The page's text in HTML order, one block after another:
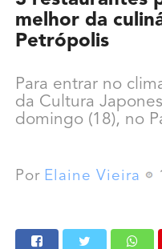
melhor da
Petrópolis
Para entrar no
da Cultura
domingo (18), no
Por Elaine Vieira